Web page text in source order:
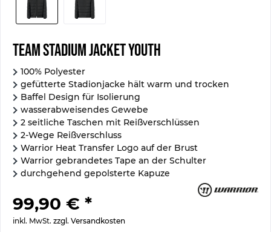
Team Stadium Jacket Youth
100% Polyester
gefütterte Stadionjacke hält warm und trocken
Baffel Design für Isolierung
wasserabweisendes Gewebe
2 seitliche Taschen mit Reißverschlüssen
2-Wege Reißverschluss
Warrior Heat Transfer Logo auf der Brust
Warrior gebrandetes Tape an der Schulter
durchgehend gepolsterte Kapuze
99,90 € *
inkl. MwSt. zzgl. Versandkosten